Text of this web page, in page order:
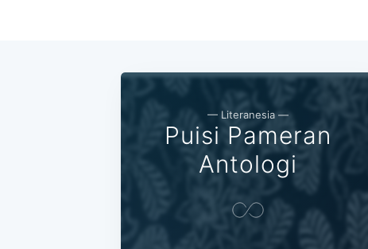
— Literanesia —
Puisi Pameran
Antologi